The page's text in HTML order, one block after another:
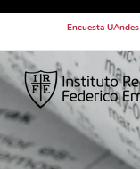
Encuesta UAndes